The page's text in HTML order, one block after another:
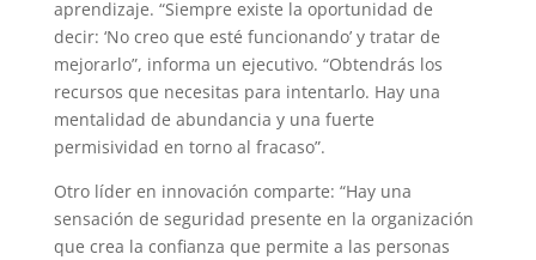
aprendizaje. “Siempre existe la oportunidad de
decir: ‘No creo que esté funcionando’ y tratar de
mejorarlo”, informa un ejecutivo. “Obtendrás los
recursos que necesitas para intentarlo. Hay una
mentalidad de abundancia y una fuerte
permisividad en torno al fracaso”.
Otro líder en innovación comparte: “Hay una
sensación de seguridad presente en la organización
que crea la confianza que permite a las personas